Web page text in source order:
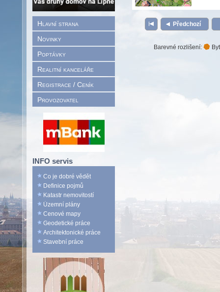
Hlavní strana
Novinky
Poptávky
Realitní kanceláře
Registrace / Ceník
Provozovatel
INFO servis
Co je dobré vědět
Definice pojmů
Katastr nemovitostí
Územní plány
Cenové mapy
Geodetické práce
Architektonické práce
Stavební práce
Předchozí
Barevné rozlišení: